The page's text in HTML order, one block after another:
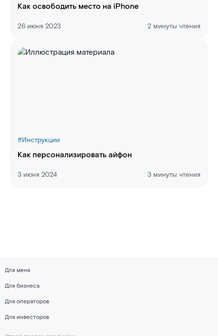
Как освободить место на iPhone
26 июня 2023 2 минуты чтения
#Инструкции
Как персонализировать айфон
3 июня 2024 3 минуты чтения
Для меня
Для бизнеса
Для операторов
Для инвесторов